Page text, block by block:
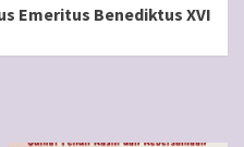
Emeritus Benediktus XVI